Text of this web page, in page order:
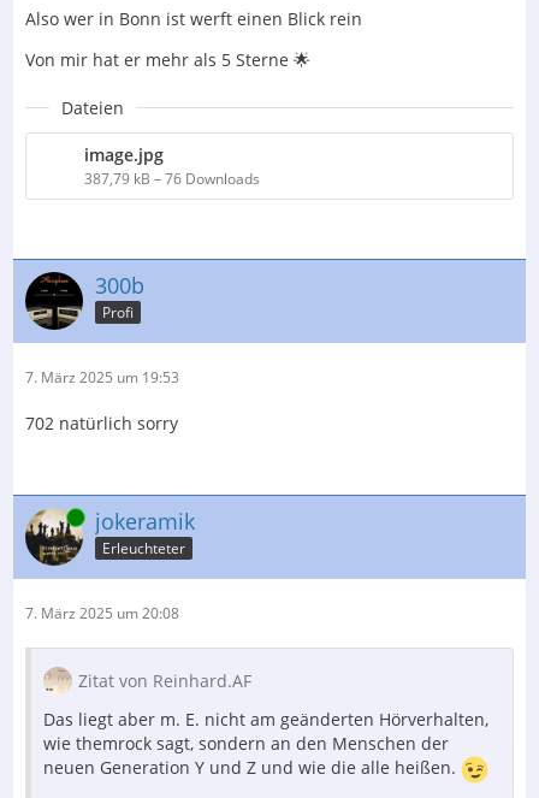
Also wer in Bonn ist werft einen Blick rein
Von mir hat er mehr als 5 Sterne 🌟
Dateien
image.jpg
387,79 kB – 76 Downloads
300b
Profi
7. März 2025 um 19:53
702 natürlich sorry
Online jokeramik
Erleuchteter
7. März 2025 um 20:08
Zitat von Reinhard.AF
Das liegt aber m. E. nicht am geänderten Hörverhalten,
wie themrock sagt, sondern an den Menschen der
neuen Generation Y und Z und wie die alle heißen.